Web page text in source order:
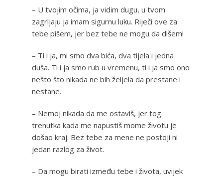
– U tvojim očima, ja vidim dugu, u tvom
zagrljaju ja imam sigurnu luku. Riječi ove za
tebe pišem, jer bez tebe ne mogu da dišem!
– Ti i ja, mi smo dva bića, dva tijela i jedna
duša. Ti i ja smo rub u vremenu, ti i ja smo ono
nešto što nikada ne bih željela da prestane i
nestane.
– Nemoj nikada da me ostaviš, jer tog
trenutka kada me napustiš mome životu je
došao kraj. Bez tebe za mene ne postoji ni
jedan razlog za život.
– Da mogu birati između tebe i života, uvijek